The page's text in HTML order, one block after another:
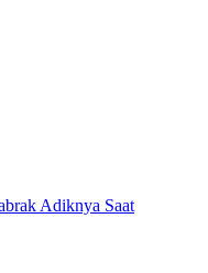
Adiknya Saat